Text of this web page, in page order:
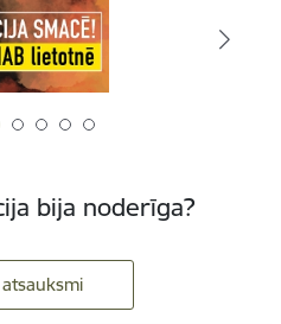
bija noderīga?